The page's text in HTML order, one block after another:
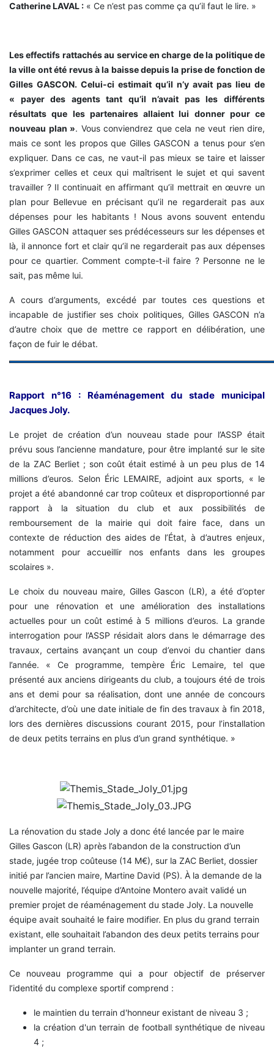
Catherine LAVAL : « Ce n’est pas comme ça qu’il faut le lire. »
Les effectifs rattachés au service en charge de la politique de
la ville ont été revus à la baisse depuis la prise de fonction de
Gilles GASCON. Celui-ci estimait qu’il n’y avait pas lieu de
« payer des agents tant qu’il n’avait pas les différents
résultats que les partenaires allaient lui donner pour ce
nouveau plan ». Vous conviendrez que cela ne veut rien dire,
mais ce sont les propos que Gilles GASCON a tenus pour s’en
expliquer. Dans ce cas, ne vaut-il pas mieux se taire et laisser
s’exprimer celles et ceux qui maîtrisent le sujet et qui savent
travailler ? Il continuait en affirmant qu’il mettrait en œuvre un
plan pour Bellevue en précisant qu’il ne regarderait pas aux
dépenses pour les habitants ! Nous avons souvent entendu
Gilles GASCON attaquer ses prédécesseurs sur les dépenses et
là, il annonce fort et clair qu’il ne regarderait pas aux dépenses
pour ce quartier. Comment compte-t-il faire ? Personne ne le
sait, pas même lui.
A cours d’arguments, excédé par toutes ces questions et
incapable de justifier ses choix politiques, Gilles GASCON n’a
d’autre choix que de mettre ce rapport en délibération, une
façon de fuir le débat.
Rapport n°16 : Réaménagement du stade municipal
Jacques Joly.
Le projet de création d’un nouveau stade pour l’ASSP était
prévu sous l’ancienne mandature, pour être implanté sur le site
de la ZAC Berliet ; son coût était estimé à un peu plus de 14
millions d’euros. Selon Éric LEMAIRE, adjoint aux sports, « le
projet a été abandonné car trop coûteux et disproportionné par
rapport à la situation du club et aux possibilités de
remboursement de la mairie qui doit faire face, dans un
contexte de réduction des aides de l’État, à d’autres enjeux,
notamment pour accueillir nos enfants dans les groupes
scolaires ».
Le choix du nouveau maire, Gilles Gascon (LR), a été d’opter
pour une rénovation et une amélioration des installations
actuelles pour un coût estimé à 5 millions d’euros. La grande
interrogation pour l’ASSP résidait alors dans le démarrage des
travaux, certains avançant un coup d’envoi du chantier dans
l’année. « Ce programme, tempère Éric Lemaire, tel que
présenté aux anciens dirigeants du club, a toujours été de trois
ans et demi pour sa réalisation, dont une année de concours
d’architecte, d’où une date initiale de fin des travaux à fin 2018,
lors des dernières discussions courant 2015, pour l’installation
de deux petits terrains en plus d’un grand synthétique. »
La rénovation du stade Joly a donc été lancée par le maire
Gilles Gascon (LR) après l’abandon de la construction d’un
stade, jugée trop coûteuse (14 M€), sur la ZAC Berliet, dossier
initié par l’ancien maire, Martine David (PS). À la demande de la
nouvelle majorité, l’équipe d’Antoine Montero avait validé un
premier projet de réaménagement du stade Joly. La nouvelle
équipe avait souhaité le faire modifier. En plus du grand terrain
existant, elle souhaitait l’abandon des deux petits terrains pour
implanter un grand terrain.
Ce nouveau programme qui a pour objectif de préserver
l’identité du complexe sportif comprend :
le maintien du terrain d'honneur existant de niveau 3 ;
la création d'un terrain de football synthétique de niveau
4 ;